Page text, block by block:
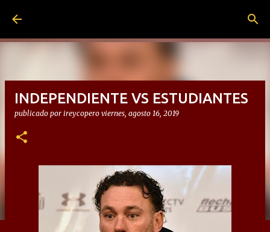
INDEPENDIENTE VS ESTUDIANTES
publicado por ireycopero viernes, agosto 16, 2019